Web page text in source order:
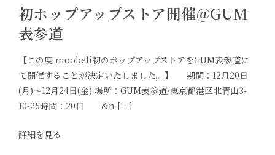
初ホップアップストア開催@GUM
表参道
【この度 moobeli初のポップアップストアをGUM表参道に
て開催することが決定いたしました。】 期間：12月20日
(月)〜12月24日(金) 場所：GUM表参道/東京都港区北青山3-
10-25時間：20日 &n […]
詳細を見る